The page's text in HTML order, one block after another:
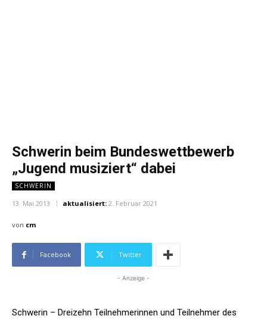
Schwerin beim Bundeswettbewerb
„Jugend musiziert“ dabei
SCHWERIN
13. Mai 2013 aktualisiert: 2. Februar 2021
von cm
Facebook Twitter
- Anzeige -
Schwerin – Dreizehn Teilnehmerinnen und Teilnehmer des